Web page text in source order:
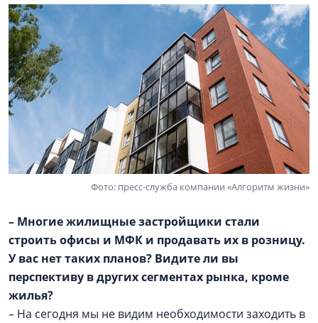
Фото: пресс-служба компании «Алгоритм жизни»
– Многие жилищные застройщики стали
строить офисы и МФК и продавать их в розницу.
У вас нет таких планов? Видите ли вы
перспективу в других сегментах рынка, кроме
жилья?
– На сегодня мы не видим необходимости заходить в